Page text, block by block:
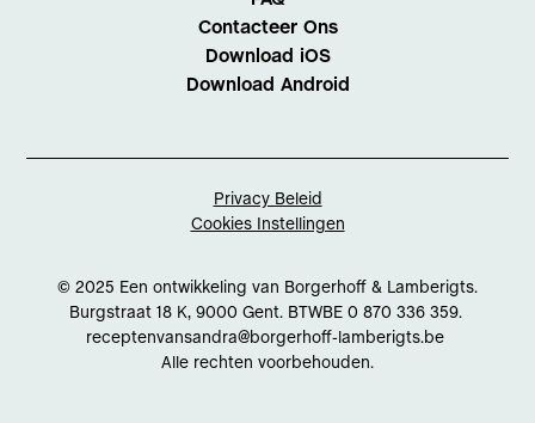
Contacteer Ons
Download iOS
Download Android
© 2025 Een ontwikkeling van Borgerhoff & Lamberigts.
Burgstraat 18 K, 9000 Gent. BTWBE 0 870 336 359.
receptenvansandra@borgerhoff-lamberigts.be
Alle rechten voorbehouden.
Privacy Beleid
Cookies Instellingen